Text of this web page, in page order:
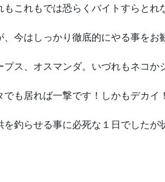
これもでは恐らくバイトすらとれ
今はしっかり徹底的にやる事をお
ス、オスマンダ。いづれもネコか
も居れば一撃です！しかもデカイ！
釣らせる事に必死な１日でしたが